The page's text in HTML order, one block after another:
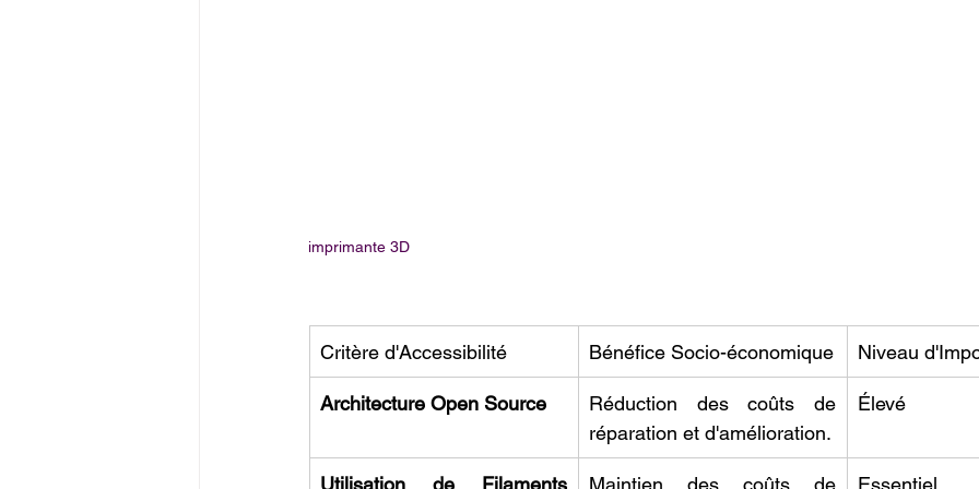
imprimante 3D
Critère d'Accessibilité Bénéfice Socio-économique Niveau
Architecture Open Source
Réduction des coûts de
réparation et d'amélioration.
Élevé
Utilisation de Filaments Maintien des coûts de Essentiel